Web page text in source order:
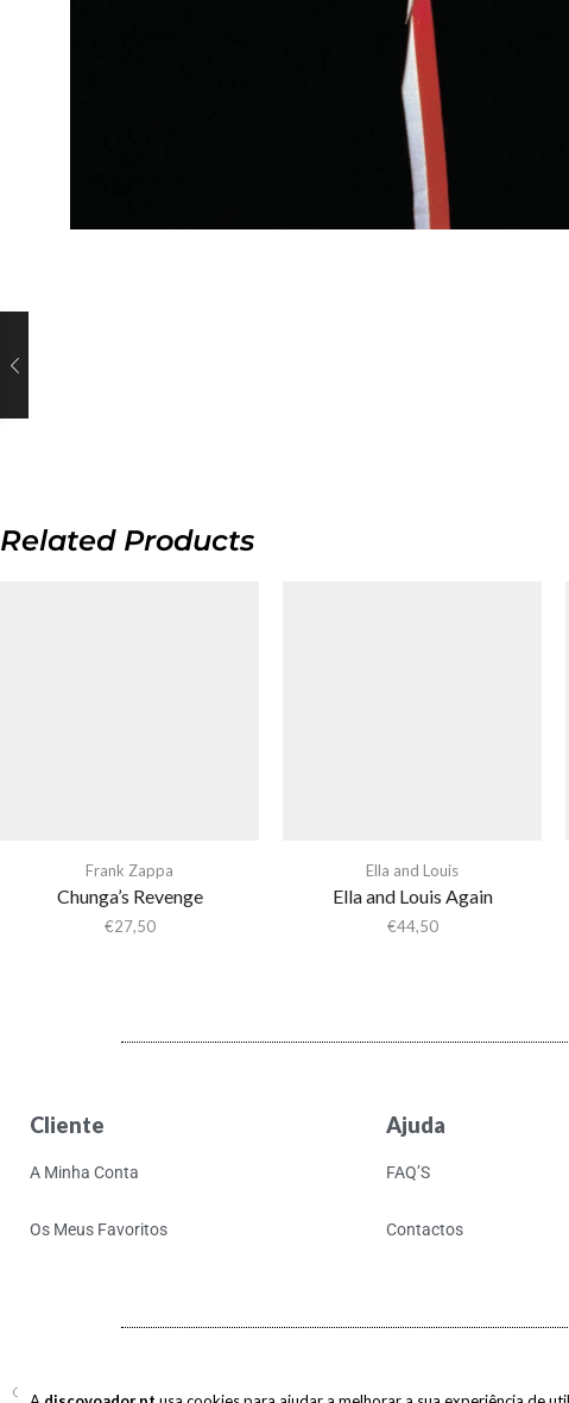
Related Products
Frank Zappa
Chunga’s Revenge
€27,50
Ella and Louis
Ella and Louis Again
€44,50
Cliente
A Minha Conta
Os Meus Favoritos
Ajuda
FAQ’S
Contactos
Copyright © 2017-2026 discovoador. Todos os direitos reservados.